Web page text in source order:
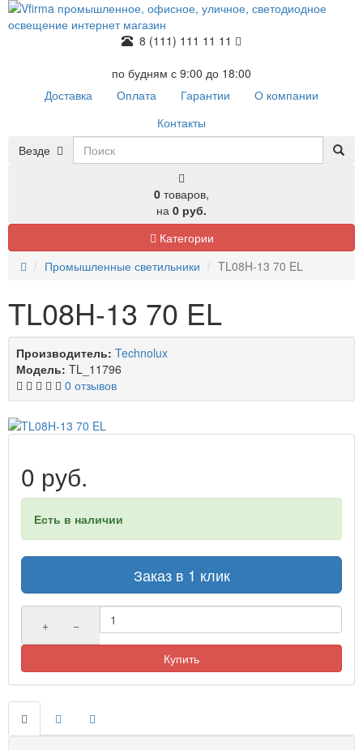
8 (111) 111 11 11
по будням с 9:00 до 18:00
Доставка
Оплата Гарантии
О компании
Контакты
Везде
0 товаров,
на 0 руб.
Категории
Промышленные светильники
TL08H-13 70 EL
TL08H-13 70 EL
Производитель: Technolux
Модель: TL_11796
0 отзывов
0 руб.
Есть в наличии
Заказ в 1 клик
+ −
Купить